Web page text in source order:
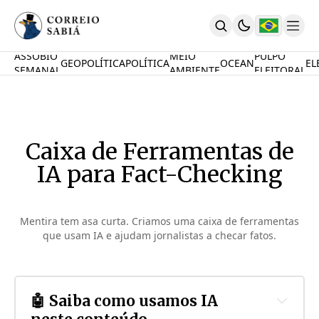
Comunidade
Contrate
Quem Somos
English
Inovações
Desafio Oceânico
Imposto De Renda
Calcule O Carbono
PARTICIPE
ASSOBIO
SEMANAL
GEOPOLÍTICAPOLÍTICA
MEIO
AMBIENTE
OCEAN
PULPO
ELEITORAL
Caixa de Ferramentas de
IA para Fact-Checking
Mentira tem asa curta. Criamos uma caixa de ferramentas
que usam IA e ajudam jornalistas a checar fatos.
🤖 Saiba como usamos IA